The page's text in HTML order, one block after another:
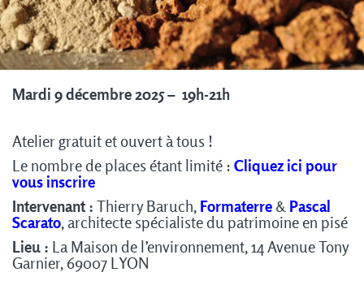
Mardi 9 décembre 2025 – 19h-21h
Atelier gratuit et ouvert à tous !
Le nombre de places étant limité : Cliquez ici pour
vous inscrire
Intervenant : Thierry Baruch, Formaterre & Pascal
Scarato, architecte spécialiste du patrimoine en pisé
Lieu : La Maison de l’environnement, 14 Avenue Tony
Garnier, 69007 LYON